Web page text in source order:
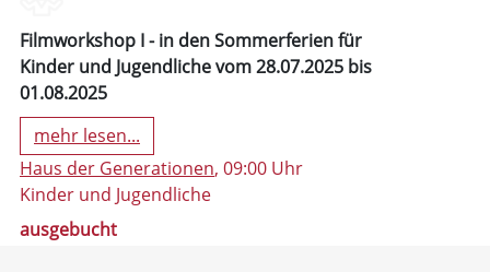
Filmworkshop I - in den Sommerferien für
Kinder und Jugendliche vom 28.07.2025 bis
01.08.2025
mehr lesen...
Haus der Generationen, 09:00 Uhr
Kinder und Jugendliche
ausgebucht